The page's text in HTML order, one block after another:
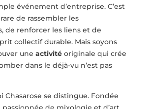
événement d’entreprise. C’est
de rassembler les
de renforcer les liens et de
collectif durable. Mais soyons
une activitéoriginale qui crée
dans le déjà-vu n’est pas
Chasarose se distingue. Fondée